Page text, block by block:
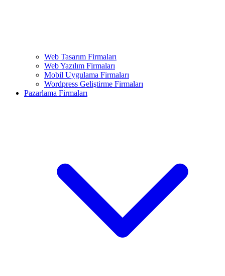
Web Tasarım Firmaları
Web Yazılım Firmaları
Mobil Uygulama Firmaları
Wordpress Geliştirme Firmaları
Pazarlama Firmaları